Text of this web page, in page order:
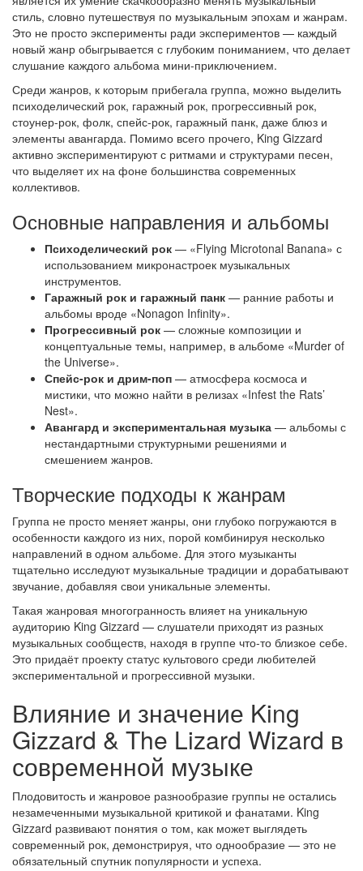
стиль, словно путешествуя по музыкальным эпохам и жанрам.
Это не просто эксперименты ради экспериментов — каждый
новый жанр обыгрывается с глубоким пониманием, что делает
слушание каждого альбома мини-приключением.
Среди жанров, к которым прибегала группа, можно выделить
психоделический рок, гаражный рок, прогрессивный рок,
стоунер-рок, фолк, спейс-рок, гаражный панк, даже блюз и
элементы авангарда. Помимо всего прочего, King Gizzard
активно экспериментируют с ритмами и структурами песен,
что выделяет их на фоне большинства современных
коллективов.
Основные направления и альбомы
Психоделический рок — «Flying Microtonal Banana» с
использованием микронастроек музыкальных
инструментов.
Гаражный рок и гаражный панк — ранние работы и
альбомы вроде «Nonagon Infinity».
Прогрессивный рок — сложные композиции и
концептуальные темы, например, в альбоме «Murder of
the Universe».
Спейс-рок и дрим-поп — атмосфера космоса и
мистики, что можно найти в релизах «Infest the Rats’
Nest».
Авангард и экспериментальная музыка — альбомы с
нестандартными структурными решениями и
смешением жанров.
Творческие подходы к жанрам
Группа не просто меняет жанры, они глубоко погружаются в
особенности каждого из них, порой комбинируя несколько
направлений в одном альбоме. Для этого музыканты
тщательно исследуют музыкальные традиции и дорабатывают
звучание, добавляя свои уникальные элементы.
Такая жанровая многогранность влияет на уникальную
аудиторию King Gizzard — слушатели приходят из разных
музыкальных сообществ, находя в группе что-то близкое себе.
Это придаёт проекту статус культового среди любителей
экспериментальной и прогрессивной музыки.
Влияние и значение King
Gizzard & The Lizard Wizard в
современной музыке
Плодовитость и жанровое разнообразие группы не остались
незамеченными музыкальной критикой и фанатами. King
Gizzard развивают понятия о том, как может выглядеть
современный рок, демонстрируя, что однообразие — это не
обязательный спутник популярности и успеха.